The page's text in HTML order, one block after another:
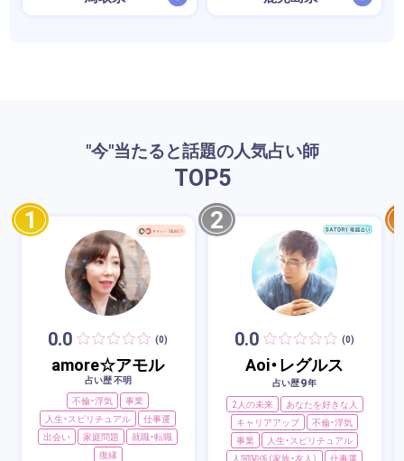
"今"当たると話題の人気占い師
TOP5
1
0.0 (0)
amore☆アモル
占い歴 不明
不倫・浮気
事業
人生・スピリチュアル
仕事運
出会い
家庭問題
就職・転職
復縁
2
0.0 (0)
Aoi・レグルス
占い歴9年
2人の未来
あなたを好きな人
キャリアアップ
不倫・浮気
事業
人生・スピリチュアル
人間関係（家族・友人）
仕事運